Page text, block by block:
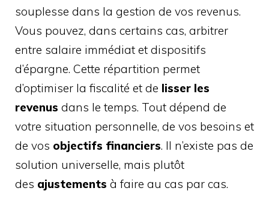
souplesse dans la gestion de vos revenus.
Vous pouvez, dans certains cas, arbitrer
entre salaire immédiat et dispositifs
d’épargne. Cette répartition permet
d’optimiser la fiscalité et de lisser les
revenus dans le temps. Tout dépend de
votre situation personnelle, de vos besoins et
de vos objectifs financiers. Il n’existe pas de
solution universelle, mais plutôt
des ajustements à faire au cas par cas.